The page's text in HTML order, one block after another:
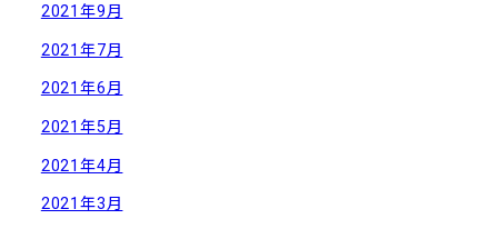
2021年9月
2021年7月
2021年6月
2021年5月
2021年4月
2021年3月